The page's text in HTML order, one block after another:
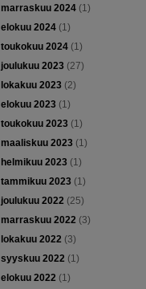
marraskuu 2024(1)
elokuu 2024(1)
toukokuu 2024(1)
joulukuu 2023(27)
lokakuu 2023(2)
elokuu 2023(1)
toukokuu 2023(1)
maaliskuu 2023(1)
helmikuu 2023(1)
tammikuu 2023(1)
joulukuu 2022(25)
marraskuu 2022(3)
lokakuu 2022(3)
syyskuu 2022(1)
elokuu 2022(1)